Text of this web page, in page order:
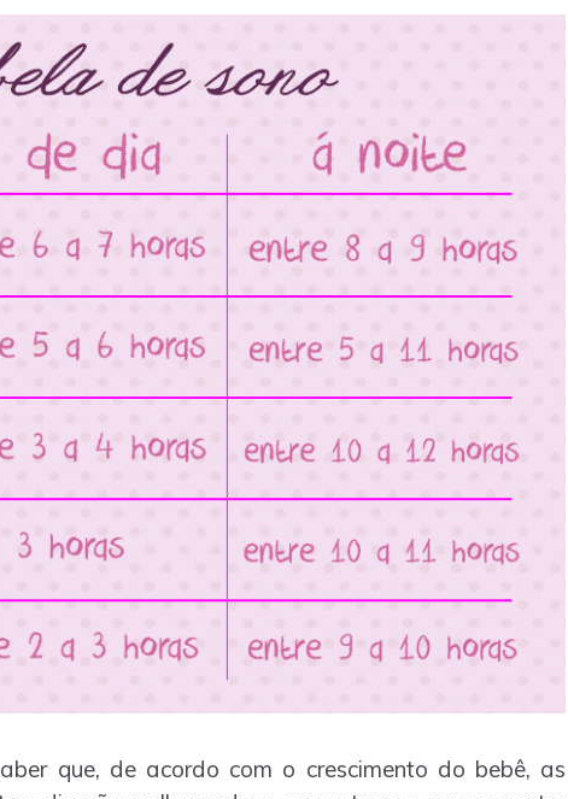
que, de acordo com o crescimento do bebê, as